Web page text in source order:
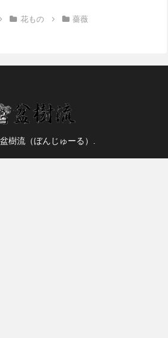
花もの 薔薇
樹流（ぼんじゅーる）.